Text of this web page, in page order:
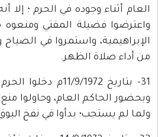
العام أثناء وجوده في الحرم ؛ إلا
واعترضوا فضيلة المفتي ومنعوه
الإبراهيمية، واستمروا في
من أداء صلاة الظهر.
31- بتاريخ 11/9/
وبحضور الحاكم العام، وحاولوا
ولما لم يستجب؛ بدأوا في نفخ